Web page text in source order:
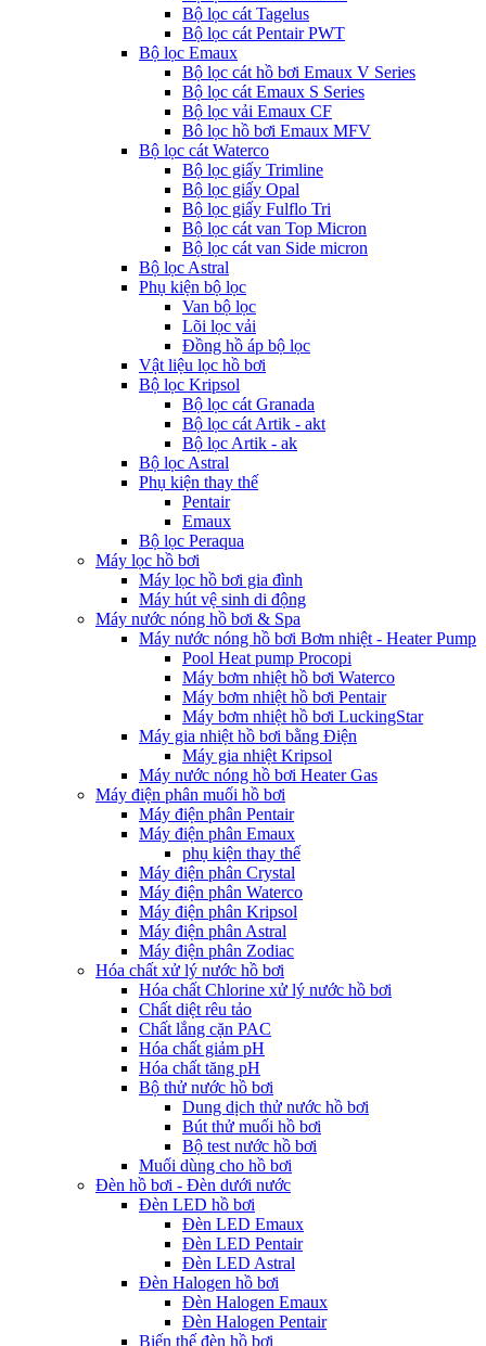
Bộ lọc cát Tagelus
Bộ lọc cát Pentair PWT
Bộ lọc Emaux
Bộ lọc cát hồ bơi Emaux V Series
Bộ lọc cát Emaux S Series
Bộ lọc vải Emaux CF
Bô lọc hồ bơi Emaux MFV
Bộ lọc cát Waterco
Bộ lọc giấy Trimline
Bộ lọc giấy Opal
Bộ lọc giấy Fulflo Tri
Bộ lọc cát van Top Micron
Bộ lọc cát van Side micron
Bộ lọc Astral
Phụ kiện bộ lọc
Van bộ lọc
Lõi lọc vải
Đồng hồ áp bộ lọc
Vật liệu lọc hồ bơi
Bộ lọc Kripsol
Bộ lọc cát Granada
Bộ lọc cát Artik - akt
Bộ lọc Artik - ak
Bộ lọc Astral
Phụ kiện thay thế
Pentair
Emaux
Bộ lọc Peraqua
Máy lọc hồ bơi
Máy lọc hồ bơi gia đình
Máy hút vệ sinh di động
Máy nước nóng hồ bơi & Spa
Máy nước nóng hồ bơi Bơm nhiệt - Heater Pump
Pool Heat pump Procopi
Máy bơm nhiệt hồ bơi Waterco
Máy bơm nhiệt hồ bơi Pentair
Máy bơm nhiệt hồ bơi LuckingStar
Máy gia nhiệt hồ bơi bằng Điện
Máy gia nhiệt Kripsol
Máy nước nóng hồ bơi Heater Gas
Máy điện phân muối hồ bơi
Máy điện phân Pentair
Máy điện phân Emaux
phụ kiện thay thế
Máy điện phân Crystal
Máy điện phân Waterco
Máy điện phân Kripsol
Máy điện phân Astral
Máy điện phân Zodiac
Hóa chất xử lý nước hồ bơi
Hóa chất Chlorine xử lý nước hồ bơi
Chất diệt rêu tảo
Chất lắng cặn PAC
Hóa chất giảm pH
Hóa chất tăng pH
Bộ thử nước hồ bơi
Dung dịch thử nước hồ bơi
Bút thử muối hồ bơi
Bộ test nước hồ bơi
Muối dùng cho hồ bơi
Đèn hồ bơi - Đèn dưới nước
Đèn LED hồ bơi
Đèn LED Emaux
Đèn LED Pentair
Đèn LED Astral
Đèn Halogen hồ bơi
Đèn Halogen Emaux
Đèn Halogen Pentair
Biến thế đèn hồ bơi